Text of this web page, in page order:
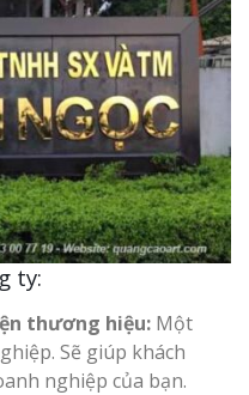
ty:
thương hiệu: Một
Sẽ giúp khách
nghiệp của bạn.